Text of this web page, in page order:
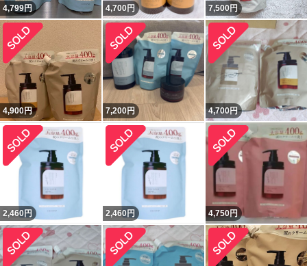
4,799円 4,700円 7,500円
4,900円 7,200円 4,700円
2,460円 2,460円 4,750円